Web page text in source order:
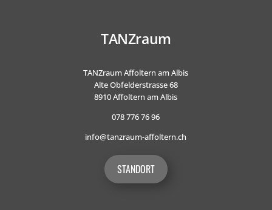
TANZraum
TANZraum Affoltern am Albis
Alte Obfelderstrasse 68
8910 Affoltern am Albis
078 776 76 96
info@tanzraum-affoltern.ch
STANDORT